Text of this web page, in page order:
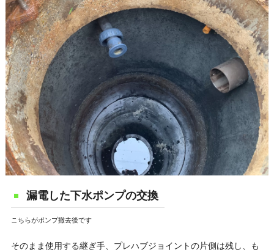
漏電した下水ポンプの交換
こちらがポンプ撤去後です
そのまま使用する継ぎ手、プレハブジョイントの片側は残し、も